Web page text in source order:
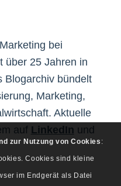
bei
über 25 Jahren in
Blogarchiv bündelt
Marketing,
Aktuelle
auf LinkedIn und
zur Nutzung von Cookies :
Cookies sind kleine
im Endgerät als Datei